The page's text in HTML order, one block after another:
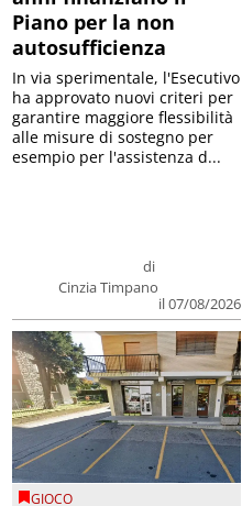
Piano per la non
autosufficienza
di
Cinzia Timpano
il 07/08/2026
In via sperimentale, l'Esecutivo
ha approvato nuovi criteri per
garantire maggiore flessibilità
alle misure di sostegno per
esempio per l'assistenza d...
GIOCO